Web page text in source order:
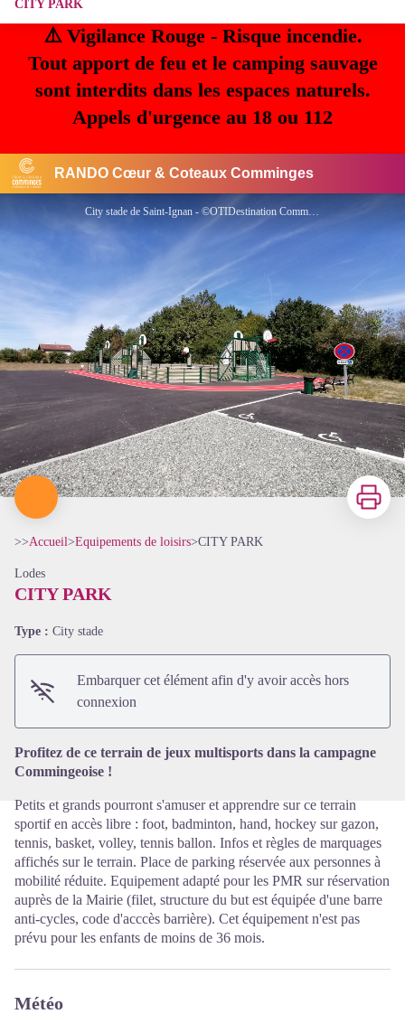
⚠️ Vigilance Rouge - Risque incendie.
Tout apport de feu et le camping sauvage
sont interdits dans les espaces naturels.
Appels d'urgence au 18 ou 112
RANDO Cœur & Coteaux Comminges
CITY PARK
City stade de Saint-Ignan - ©OTIDestination Comminges Pyrénées
Voir l'image en plein écran
Imprimer
>>Accueil>Equipements de loisirs>CITY PARK
Lodes
CITY PARK
Type : City stade
Embarquer cet élément afin d'y avoir accès hors
connexion
Profitez de ce terrain de jeux multisports dans la campagne
Commingeoise !
Petits et grands pourront s'amuser et apprendre sur ce terrain
sportif en accès libre : foot, badminton, hand, hockey sur gazon,
tennis, basket, volley, tennis ballon. Infos et règles de marquages
affichés sur le terrain. Place de parking réservée aux personnes à
mobilité réduite. Equipement adapté pour les PMR sur réservation
auprès de la Mairie (filet, structure du but est équipée d'une barre
anti-cycles, code d'acccès barrière). Cet équipement n'est pas
prévu pour les enfants de moins de 36 mois.
Météo